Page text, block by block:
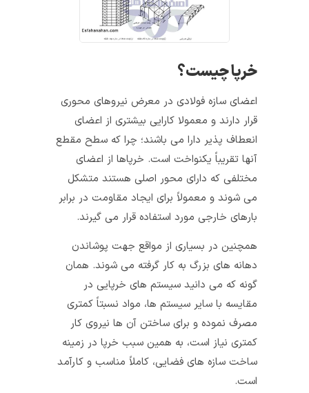
خرپا چیست؟
اعضا‌ی سازه فولادی در معرض نیروهای محوری
قرار دارند و معمولا کارایی بیشتری از اعضای
انعطاف‌ پذیر دارا می‌ باشند؛ چرا که سطح مقطع
آنها تقریباً یکنواخت است. خرپا‌ها از اعضای
مختلفی که دارای محور اصلی هستند متشکل
می‌ شوند و معمولاً برای ایجاد مقاومت در برابر
بارهای خارجی مورد استفاده قرار می‌ گیرند.
همچنین در بسیاری از مواقع جهت پوشاندن
دهانه‌ های بزرگ به کار گرفته می‌ شوند. همان
گونه که می‌ دانید سیستم‌ های خرپایی در
مقایسه با سایر سیستم‌ ها، مواد نسبتاً کمتری
مصرف نموده و برای ساختن آن‌ ها نیروی کار
کمتری نیاز است، به همین سبب خرپا در زمینه
ساخت سازه ‌های فضایی، کاملاً مناسب و کارآمد